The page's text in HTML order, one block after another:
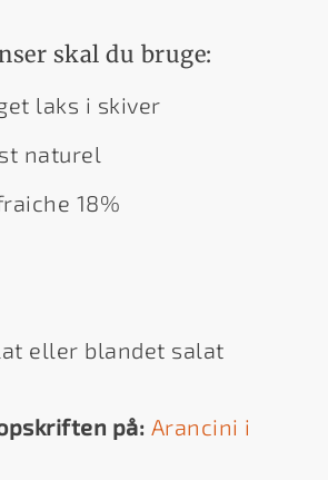
skal du bruge:
laks i skiver
naturel
18%
eller blandet salat
på: Arancini i